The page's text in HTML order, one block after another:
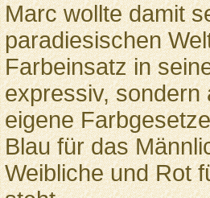
Marc wollte damit
paradiesischen
Farbeinsatz in
expressiv,
eigene
Blau für das
Weibliche und Rot